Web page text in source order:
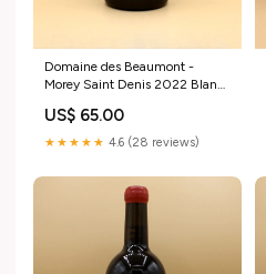
Domaine des Beaumont -
Morey Saint Denis 2022 Blanc
US$ 65.00
★★★★★ 4.6 (28 reviews)